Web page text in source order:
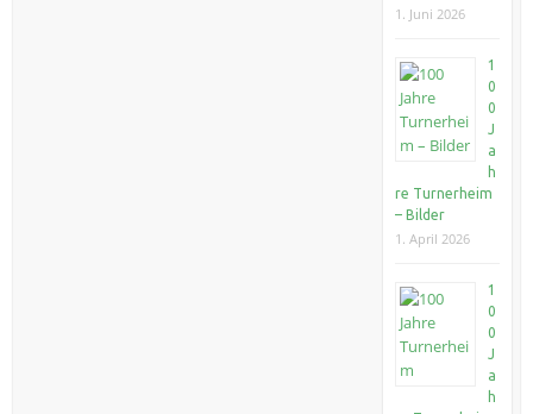
1. Juni 2026
1
0
0
J
a
h
re Turnerheim
– Bilder
1. April 2026
1
0
0
J
a
h